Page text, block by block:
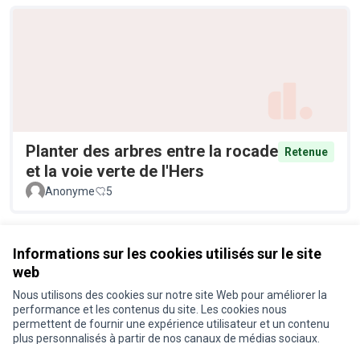
Informations sur les cookies utilisés sur le site
web
Nous utilisons des cookies sur notre site Web pour améliorer la
performance et les contenus du site. Les cookies nous
permettent de fournir une expérience utilisateur et un contenu
plus personnalisés à partir de nos canaux de médias sociaux.
Planter des arbres entre la rocade
et la voie verte de l'Hers
Retenue
Anonyme 5
Conditions d'utilisation
Paramètres des cookies
Je participe ! sur X
Je participe ! sur Facebook
Je participe ! sur Instagram